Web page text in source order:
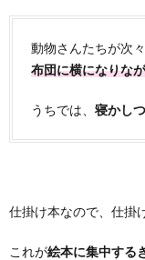
動物さんたちが次
布団に横になりな
うちでは、 寝かし
仕掛け本なので、仕掛
これが絵本に集中する